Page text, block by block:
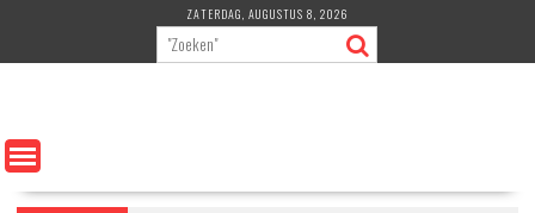
de
ZATERDAG, AUGUSTUS 8, 2026